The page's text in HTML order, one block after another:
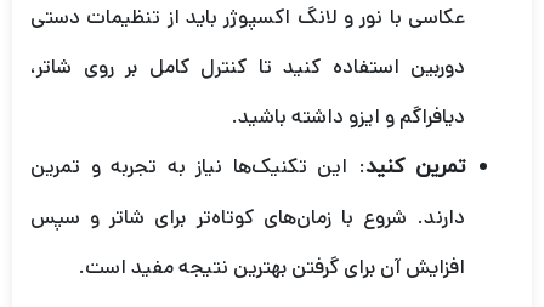
عکاسی با نور و لانگ اکسپوژر باید از تنظیمات دستی
دوربین استفاده کنید تا کنترل کامل بر روی شاتر،
دیافراگم و ایزو داشته باشید.
تمرین کنید: این تکنیک‌ها نیاز به تجربه و تمرین
دارند. شروع با زمان‌های کوتاه‌تر برای شاتر و سپس
افزایش آن برای گرفتن بهترین نتیجه مفید است.